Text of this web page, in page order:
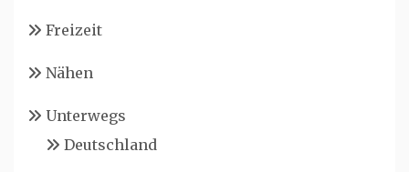
Freizeit
Nähen
Unterwegs
Deutschland